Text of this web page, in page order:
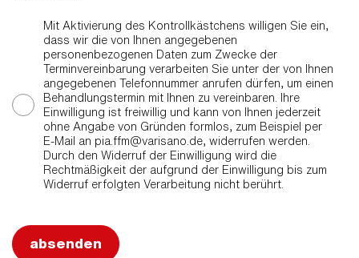
Mit Aktivierung des Kontrollkästchens willigen Sie ein,
dass wir die von Ihnen angegebenen
personenbezogenen Daten zum Zwecke der
Terminvereinbarung verarbeiten Sie unter der von Ihnen
angegebenen Telefonnummer anrufen dürfen, um einen
Behandlungstermin mit Ihnen zu vereinbaren. Ihre
Einwilligung ist freiwillig und kann von Ihnen jederzeit
ohne Angabe von Gründen formlos, zum Beispiel per
E-Mail an pia.ffm@varisano.de, widerrufen werden.
Durch den Widerruf der Einwilligung wird die
Rechtmäßigkeit der aufgrund der Einwilligung bis zum
Widerruf erfolgten Verarbeitung nicht berührt.